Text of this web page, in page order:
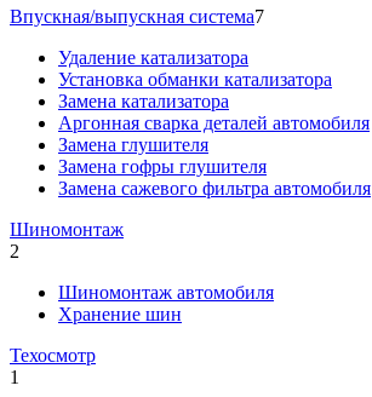
Впускная/выпускная система7
Удаление катализатора
Установка обманки катализатора
Замена катализатора
Аргонная сварка деталей автомобиля
Замена глушителя
Замена гофры глушителя
Замена сажевого фильтра автомобиля
Шиномонтаж
2
Шиномонтаж автомобиля
Хранение шин
Техосмотр
1